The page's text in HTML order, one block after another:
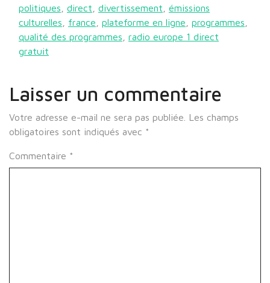
politiques
direct divertissement
émissions
culturelles
france plateforme en ligne programmes
qualité des programmes
radio europe 1 direct
gratuit
Laisser un commentaire
Votre adresse e-mail ne sera pas publiée.
Les champs
obligatoires sont indiqués avec *
Commentaire *